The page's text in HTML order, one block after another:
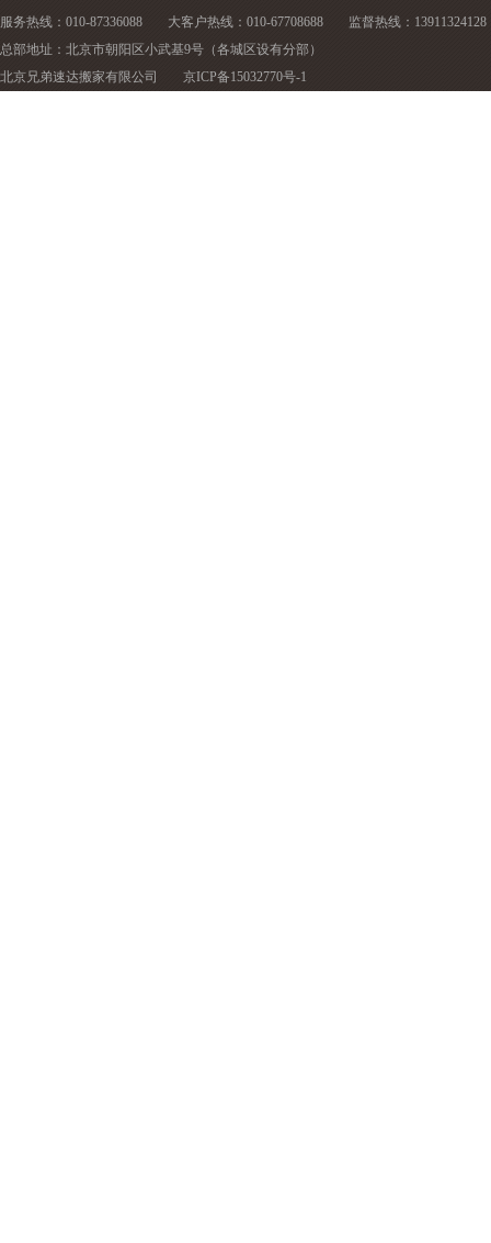
服务热线：010-87336088 大客户热线：010-67708688
监督热线：13911324128
总部地址：北京市朝阳区小武基9号（各城区设有分部）
北京兄弟速达搬家有限公司
京ICP备15032770号-1